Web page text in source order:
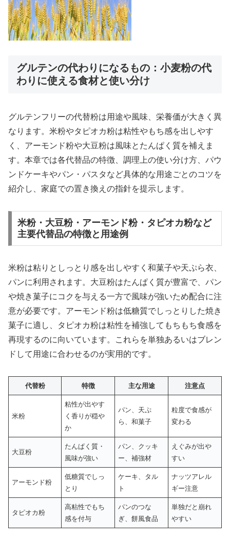
グルテンの代わりになるもの：小麦粉の代
わりに使える食材と使い分け
グルテンフリーの代替粉は用途や風味、栄養価が大きく異
なります。米粉やタピオカ粉は粘性やもち感を出しやす
く、アーモンド粉や大豆粉は風味とたんぱく質を補えま
す。本章では各代替品の特徴、調理上の使い分け方、パウ
ンドケーキやパン・パスタなど具体的な用途ごとのコツを
紹介し、家庭での置き換えの指針を提示します。
米粉・大豆粉・アーモンド粉・タピオカ粉など
主要代替品の特徴と用途例
米粉は粘りとしっとり感を出しやすく和菓子や天ぷら衣、
パンに利用されます。大豆粉はたんぱく質が豊富で、パン
や焼き菓子にコクを与える一方で風味が強いため配合に注
意が必要です。アーモンド粉は低糖質でしっとりした焼き
菓子に適し、タピオカ粉は粘性を補強してもちもち食感を
再現するのに向いています。これらを単独あるいはブレン
ドして用途に合わせるのが実用的です。
代替粉 特徴 主な用途 注意点
米粉
粘性が出やす
く香りが穏や
か
パン、天ぷ
ら、和菓子
粒度で食感が
変わる
大豆粉
たんぱく質・
風味が強い
パン、クッキ
ー、補強材
えぐみが出や
すい
アーモンド粉
低糖質でしっ
とり
ケーキ、タル
ト
ナッツアレル
ギー注意
タピオカ粉
高粘性でもち
感を付与
パンのつな
ぎ、餅風食品
単独だと崩れ
やすい